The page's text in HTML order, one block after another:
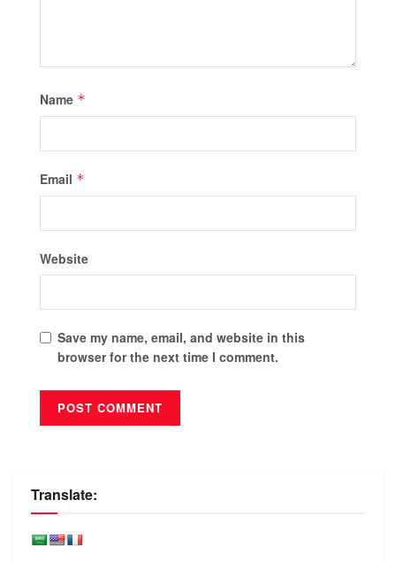
Name *
Email *
Website
Save my name, email, and website in this
browser for the next time I comment.
Translate: